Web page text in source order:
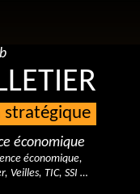
économique
économique,
Veilles, TIC, SSI …